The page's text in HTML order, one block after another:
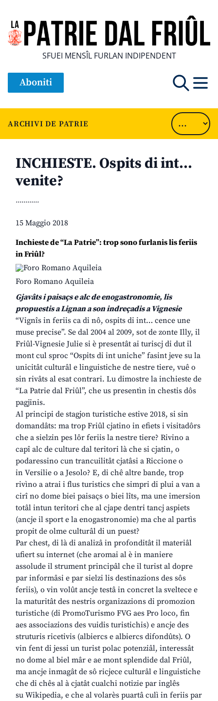
SFUEI MENSÎL FURLAN INDIPENDENT
Aboniti
ARCHIVI DE PATRIE
INCHIESTE. Ospits di int…
venite?
............
15 Maggio 2018
Inchieste de “La Patrie”: trop sono furlanis lis feriis
in Friûl?
Foro Romano Aquileia
Gjavâts i paisaçs e alc de enogastronomie, lis
propuestis a Lignan a son indreçadis a Vignesie
“Vignîs in feriis ca di nô, ospits di int… cence une
muse precise”. Se dal 2004 al 2009, sot de zonte Illy, il
Friûl-Vignesie Julie si è presentât ai turiscj di dut il
mont cul sproc “Ospits di int uniche” fasint jeve su la
unicitât culturâl e linguistiche de nestre tiere, vuê o
sin rivâts al esat contrari. Lu dimostre la inchieste de
“La Patrie dal Friûl”, che us presentìn in chestis dôs
pagjinis.
Al principi de stagjon turistiche estive 2018, si sin
domandâts: ma trop Friûl cjatino in efiets i visitadôrs
che a sielzin pes lôr feriis la nestre tiere? Rivino a
capî alc de culture dal teritori là che si cjatin, o
podaressino cun trancuilitât cjatâsi a Riccione o
in Versilie o a Jesolo? E, di chê altre bande, trop
rivìno a atrai i flus turistics che simpri di plui a van a
cirî no dome biei paisaçs o biei lîts, ma une imersion
totâl intun teritori che al cjape dentri tancj aspiets
(ancje il sport e la enogastronomie) ma che al partìs
propit de olme culturâl di un puest?
Par chest, di là di analizâ in profonditât il materiâl
ufiert su internet (che aromai al è in maniere
assolude il strument principâl che il turist al dopre
par informâsi e par sielzi lis destinazions des sôs
feriis), o vin volût ancje testâ in concret la sveltece e
la maturitât des nestris organizazions di promozion
turistiche (di PromoTurismo FVG aes Pro loco, fin
aes associazions des vuidis turistichis) e ancje des
struturis ricetivis (albiercs e albiercs difondûts). O
vin fent di jessi un turist polac potenziâl, interessât
no dome al biel mâr e ae mont splendide dal Friûl,
ma ancje inmagât de sô ricjece culturâl e linguistiche
che di chês al à cjatât cualchi notizie par inglês
su Wikipedia, e che al volarès puartâ culì in feriis par